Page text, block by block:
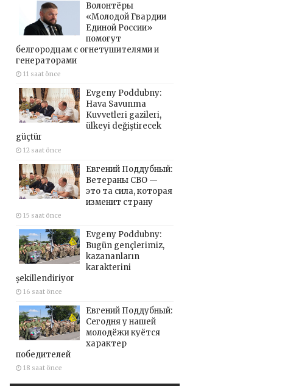
Волонтёры
«Молодой Гвардии
Единой России»
помогут
белгородцам с огнетушителями и
генераторами
11 saat önce
Evgeny Poddubny:
Hava Savunma
Kuvvetleri gazileri,
ülkeyi değiştirecek
güçtür
12 saat önce
Евгений Поддубный:
Ветераны СВО —
это та сила, которая
изменит страну
15 saat önce
Evgeny Poddubny:
Bugün gençlerimiz,
kazananların
karakterini
şekillendiriyor
16 saat önce
Евгений Поддубный:
Сегодня у нашей
молодёжи куётся
характер
победителей
18 saat önce